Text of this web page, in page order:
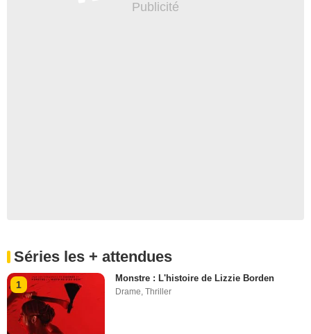
Séries les + attendues
1
Monstre : L'histoire de Lizzie Borden
Drame ,Thriller